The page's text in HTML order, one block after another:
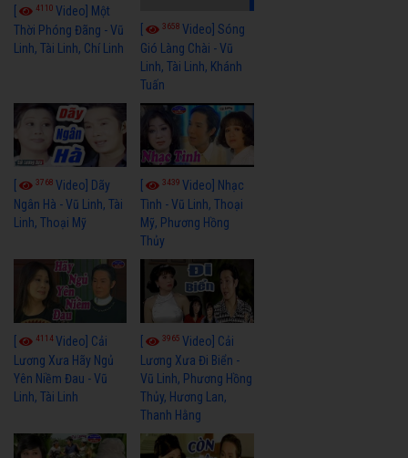
4110 Video] Một
Thời Phóng Đãng - Vũ
Linh, Tài Linh, Chí Linh
3658Video] Sóng
Gió Làng Chài - Vũ
Linh, Tài Linh, Khánh
Tuấn
3768 Video] Dãy
Ngân Hà - Vũ Linh, Tài
Linh, Thoại Mỹ
3439Video] Nhạc
Tình - Vũ Linh, Thoại
Mỹ, Phương Hồng
Thủy
4114Video] Cải
Lương Xưa Hãy Ngủ
Yên Niềm Đau - Vũ
Linh, Tài Linh
3965Video] Cải
Lương Xưa Đi Biển -
Vũ Linh, Phương Hồng
Thủy, Hương Lan,
Thanh Hằng